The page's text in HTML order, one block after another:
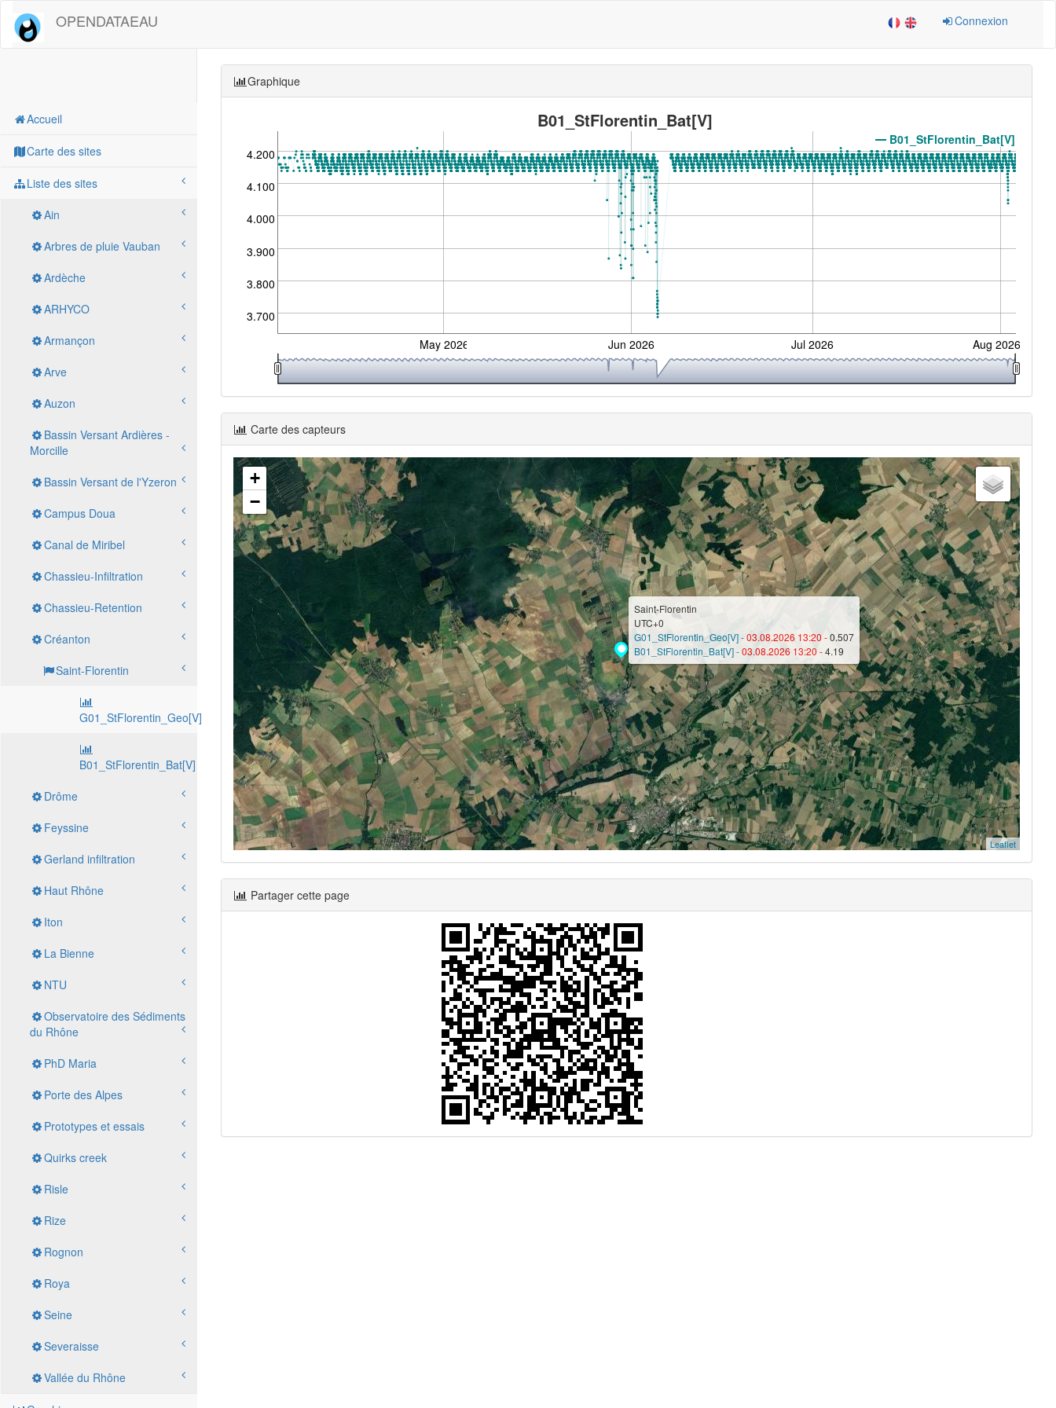
OPENDATAEAU Connexion
Accueil
Carte des sites
Liste des sites
Ain
Arbres de pluie Vauban
Ardèche
ARHYCO
Armançon
Arve
Auzon
Bassin Versant Ardières -
Morcille
Bassin Versant de l'Yzeron
Campus Doua
Canal de Miribel
Chassieu-Infiltration
Chassieu-Retention
Créanton
Saint-Florentin
G01_StFlorentin_Geo[V]
B01_StFlorentin_Bat[V]
Drôme
Feyssine
Gerland infiltration
Haut Rhône
Iton
La Bienne
NTU
Observatoire des Sédiments
du Rhône
PhD Maria
Porte des Alpes
Prototypes et essais
Quirks creek
Risle
Rize
Rognon
Roya
Seine
Severaisse
Vallée du Rhône
Graphique
B01_StFlorentin_Bat[V]
B01_StFlorentin_Bat[V]
3.700
3.800
3.900
4.000
4.100
4.200
May 2026 Jun 2026 Jul 2026 Aug 2026
Carte des capteurs
Saint-Florentin
UTC+0
G01_StFlorentin_Geo[V] -03.08.2026 13:20 -0.507
B01_StFlorentin_Bat[V] -03.08.2026 13:20 -4.19
+
−
Leaflet
Partager cette page